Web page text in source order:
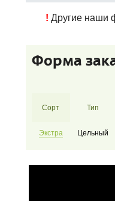
! Другие наши
Форма
Сорт Тип
Экстра Цельный